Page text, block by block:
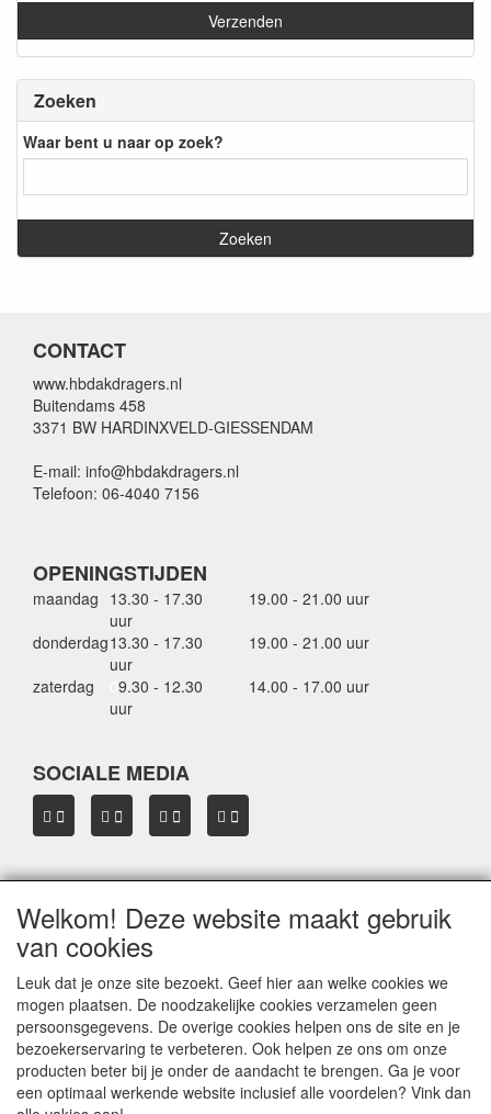
Zoeken
Waar bent u naar op zoek?
CONTACT
www.hbdakdragers.nl
Buitendams 458
3371 BW HARDINXVELD-GIESSENDAM
E-mail: info@hbdakdragers.nl
Telefoon: 06-4040 7156
OPENINGSTIJDEN
maandag 13.30 - 17.30
uur
19.00 - 21.00 uur
donderdag13.30 - 17.30
uur
19.00 - 21.00 uur
zaterdag
9.30 - 12.30
uur
14.00 - 17.00 uur
SOCIALE MEDIA
OVER HBDAKDRAGERS.NL
Dakkoffer verhuur Hardinxveld-Giessendam
Verkoop dakkoffers en skiboxen
Onze merken
Herroepingslink aanvragen
Privacyverklaring
Welkom! Deze website maakt gebruik
van cookies
Leuk dat je onze site bezoekt. Geef hier aan welke cookies we
mogen plaatsen. De noodzakelijke cookies verzamelen geen
persoonsgegevens. De overige cookies helpen ons de site en je
bezoekerservaring te verbeteren. Ook helpen ze ons om onze
producten beter bij je onder de aandacht te brengen. Ga je voor
een optimaal werkende website inclusief alle voordelen? Vink dan